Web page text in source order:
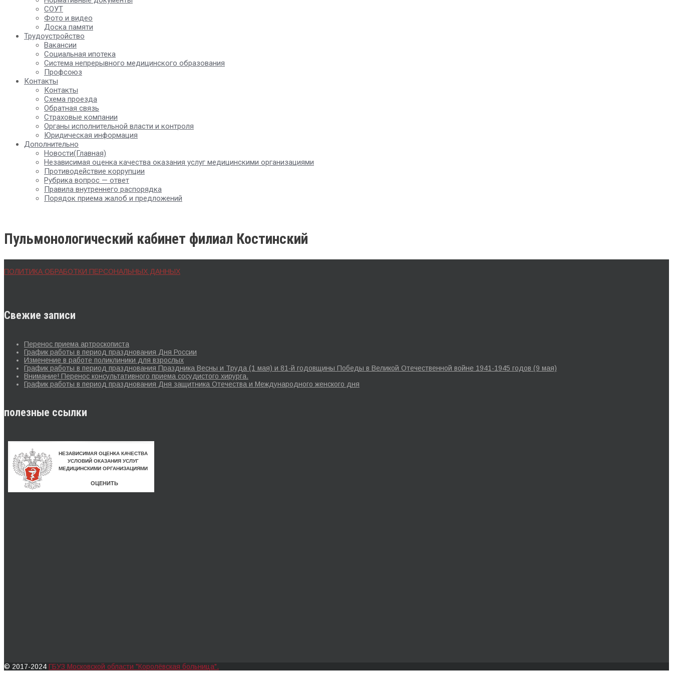
СОУТ
Фото и видео
Доска памяти
Трудоустройство
Вакансии
Социальная ипотека
Система непрерывного медицинского образования
Профсоюз
Контакты
Контакты
Схема проезда
Обратная связь
Страховые компании
Органы исполнительной власти и контроля
Юридическая информация
Дополнительно
Новости(Главная)
Независимая оценка качества оказания услуг медицинскими организациями
Противодействие коррупции
Рубрика вопрос — ответ
Правила внутреннего распорядка
Порядок приема жалоб и предложений
Пульмонологический кабинет филиал Костинский
ПОЛИТИКА ОБРАБОТКИ ПЕРСОНАЛЬНЫХ ДАННЫХ
Свежие записи
Перенос приема артроскописта
График работы в период празднования Дня России
Изменение в работе поликлиники для взрослых
График работы в период празднования Праздника Весны и Труда (1 мая) и 81-й годовщины Победы в Великой Отечественной войне 1941-1945 годов (9 мая)
Внимание! Перенос консультативного приема сосудистого хирурга.
График работы в период празднования Дня защитника Отечества и Международного женского дня
полезные ссылки
© 2017-2024 ГБУЗ Московской области "Королёвская больница".